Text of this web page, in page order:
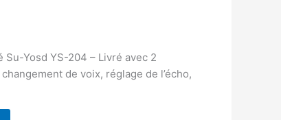
Yosd YS-204 – Livré avec 2
de voix, réglage de l’écho,